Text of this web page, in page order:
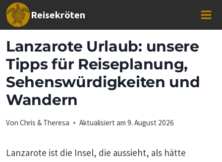
Zum
Inhalt
springen
Reisekröten
Lanzarote Urlaub: unsere
Tipps für Reiseplanung,
Sehenswürdigkeiten und
Wandern
Von Chris & Theresa Aktualisiert am 9. August 2026
Lanzarote ist die Insel, die aussieht, als hätte